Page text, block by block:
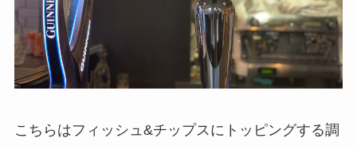
こちらはフィッシュ&チップスにトッピングする調